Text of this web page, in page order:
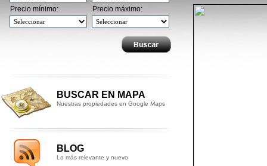
Precio mínimo: Precio máximo:
BUSCAR EN MAPA
Nuestras propiedades en Google Maps
BLOG
Lo más relevante y nuevo